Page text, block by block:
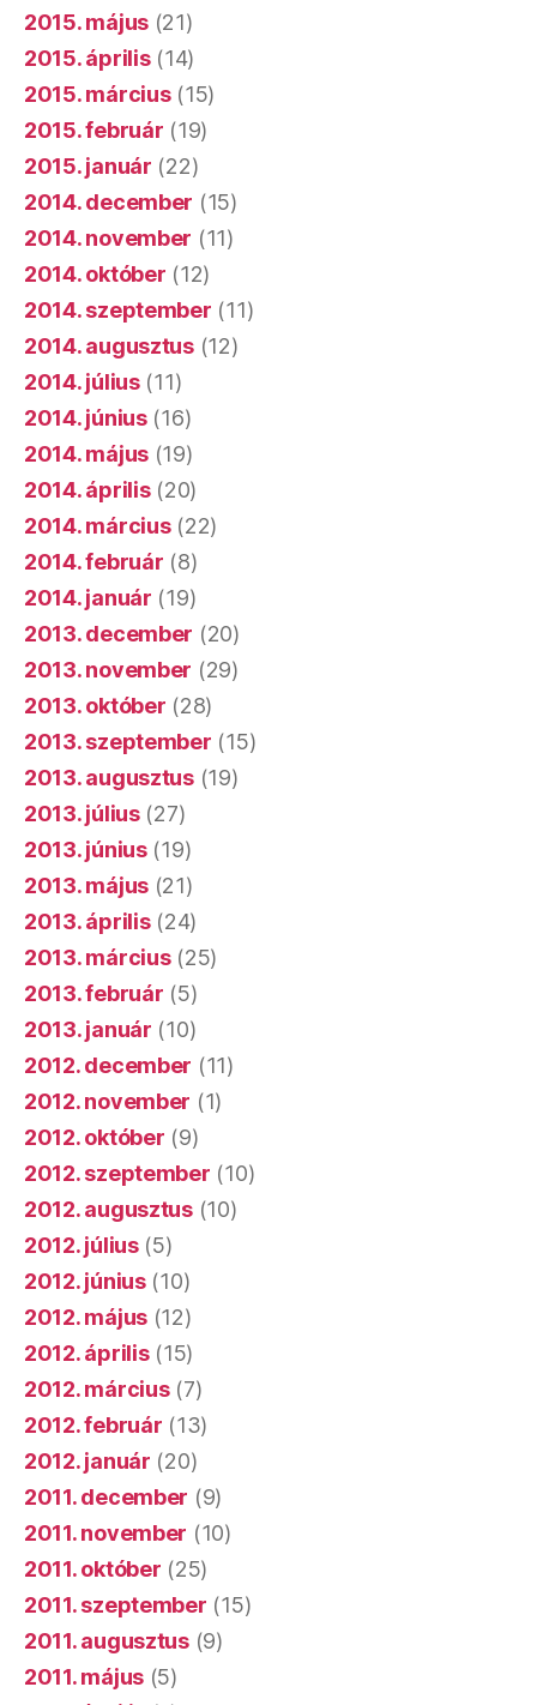
2015. május (21)
2015. április(14)
2015. március(15)
2015. február (19)
2015. január (22)
2014. december (15)
2014. november (11)
2014. október (12)
2014. szeptember (11)
2014. augusztus(12)
2014. július(11)
2014. június(16)
2014. május (19)
2014. április(20)
2014. március(22)
2014. február (8)
2014. január (19)
2013. december (20)
2013. november (29)
2013. október (28)
2013. szeptember (15)
2013. augusztus(19)
2013. július(27)
2013. június(19)
2013. május (21)
2013. április(24)
2013. március(25)
2013. február (5)
2013. január (10)
2012. december (11)
2012. november (1)
2012. október (9)
2012. szeptember (10)
2012. augusztus(10)
2012. július(5)
2012. június(10)
2012. május (12)
2012. április(15)
2012. március(7)
2012. február (13)
2012. január (20)
2011. december (9)
2011. november (10)
2011. október (25)
2011. szeptember (15)
2011. augusztus(9)
2011. május (5)